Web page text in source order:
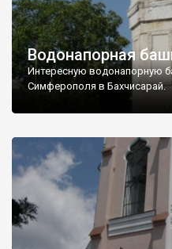
Водонапорная
Интересную водонапорную
Симферополя в Бахчисарай.